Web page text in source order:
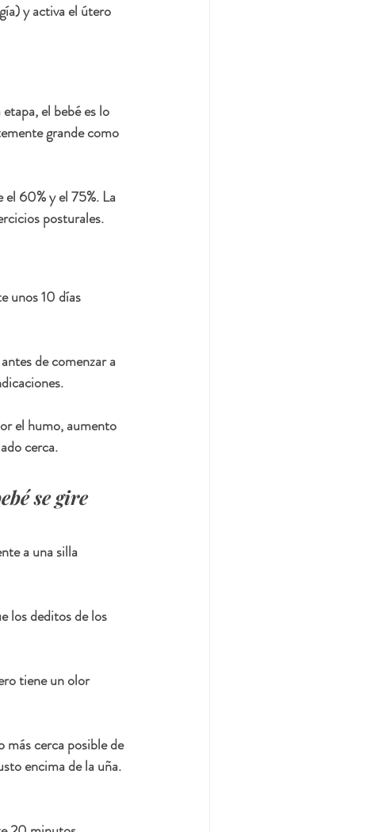
y activa el útero
el bebé es lo
grande como
el 60% y el 75%. La
posturales.
unos 10 días
de comenzar a
el humo, aumento
cerca.
se gire
a una silla
los deditos de los
tiene un olor
cerca posible de
encima de la uña.